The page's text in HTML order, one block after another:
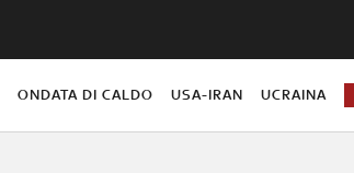
ONDATA DI CALDO USA-IRAN UCRAINA